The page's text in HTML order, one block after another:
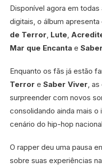
Disponível agora em
digitais, o álbum
de Terror Lute
Mar que Encanta e
Enquanto os fãs já estão
Terror e Saber Viver ,
surpreender com novos
consolidando ainda mais o
cenário do hip-hop
O rapper deu uma pausa
sobre suas experiências